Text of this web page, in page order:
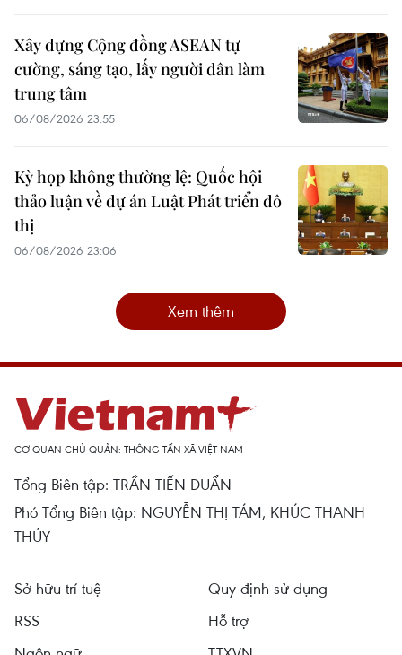
Xây dựng Cộng đồng ASEAN tự
cường, sáng tạo, lấy người dân làm
trung tâm
06/08/2026 23:55
Kỳ họp không thường lệ: Quốc hội
thảo luận về dự án Luật Phát triển đô
thị
06/08/2026 23:06
Xem thêm
CƠ QUAN CHỦ QUẢN: THÔNG TẤN XÃ VIỆT NAM
Tổng Biên tập: TRẦN TIẾN DUẨN
Phó Tổng Biên tập: NGUYỄN THỊ TÁM, KHÚC THANH
THỦY
Sở hữu trí tuệ
Quy định sử dụng
RSS
Hỗ trợ